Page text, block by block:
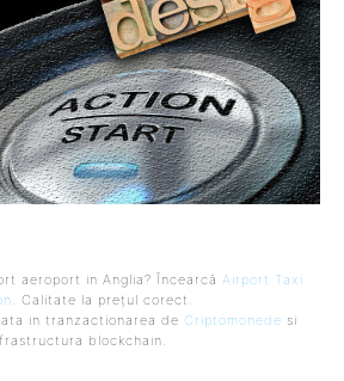
aeroport in Anglia? Încearcă Airport Taxi
. Calitate la prețul corect.
in tranzactionarea de Criptomonede si
blockchain.